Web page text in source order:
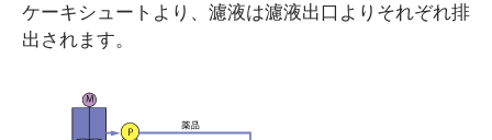
ケーキシュートより、濾液は濾液出口よりそれぞれ排
出されます。